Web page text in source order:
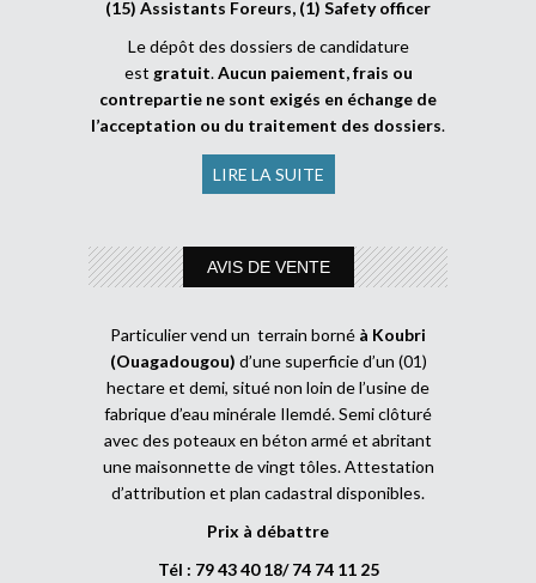
(15) Assistants Foreurs, (1) Safety officer
Le dépôt des dossiers de candidature
est gratuit.Aucun paiement, frais ou
contrepartie ne sont exigés en échange de
l’acceptation ou du traitement des dossiers.
LIRE LA SUITE
AVIS DE VENTE
Particulier vend un terrain borné à Koubri
(Ouagadougou) d’une superficie d’un (01)
hectare et demi, situé non loin de l’usine de
fabrique d’eau minérale Ilemdé. Semi clôturé
avec des poteaux en béton armé et abritant
une maisonnette de vingt tôles. Attestation
d’attribution et plan cadastral disponibles.
Prix à débattre
Tél : 79 43 40 18/ 74 74 11 25